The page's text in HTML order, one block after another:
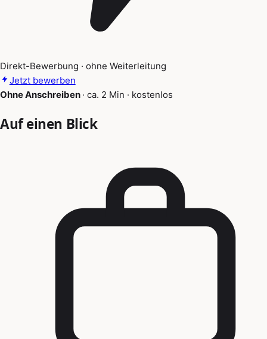
Direkt-Bewerbung · ohne Weiterleitung
Jetzt bewerben
Ohne Anschreiben · ca. 2 Min · kostenlos
Auf einen Blick